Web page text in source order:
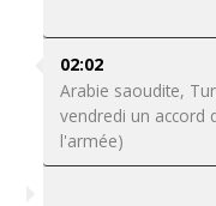
02:02
Arabie saoudite,
vendredi un accord
l'armée)